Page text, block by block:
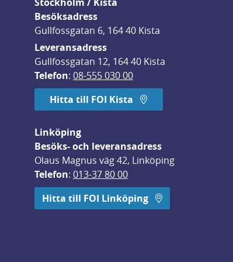
öppnas i nytt fönster.
Besöksadress
Gullfossgatan 6, 164 40 Kista
Leveransadress
Gullfossgatan 12, 164 40 Kista
Telefon: 08-555 030 00
Hitta till FOI Kista
Linköping
Besöks- och leveransadress
Olaus Magnus väg 42, Linköping
Telefon: 013-37 80 00
Hitta till FOI Linköping